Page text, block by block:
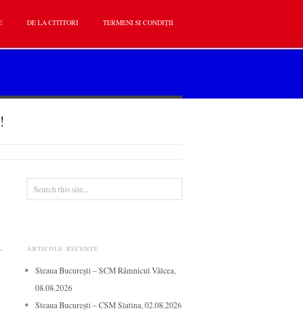
DE LA CITITORI TERMENI SI CONDIȚII
ARTICOLE RECENTE
Steaua București – SCM Râmnicul Vâlcea,
08.08.2026
Steaua București – CSM Slatina, 02.08.2026